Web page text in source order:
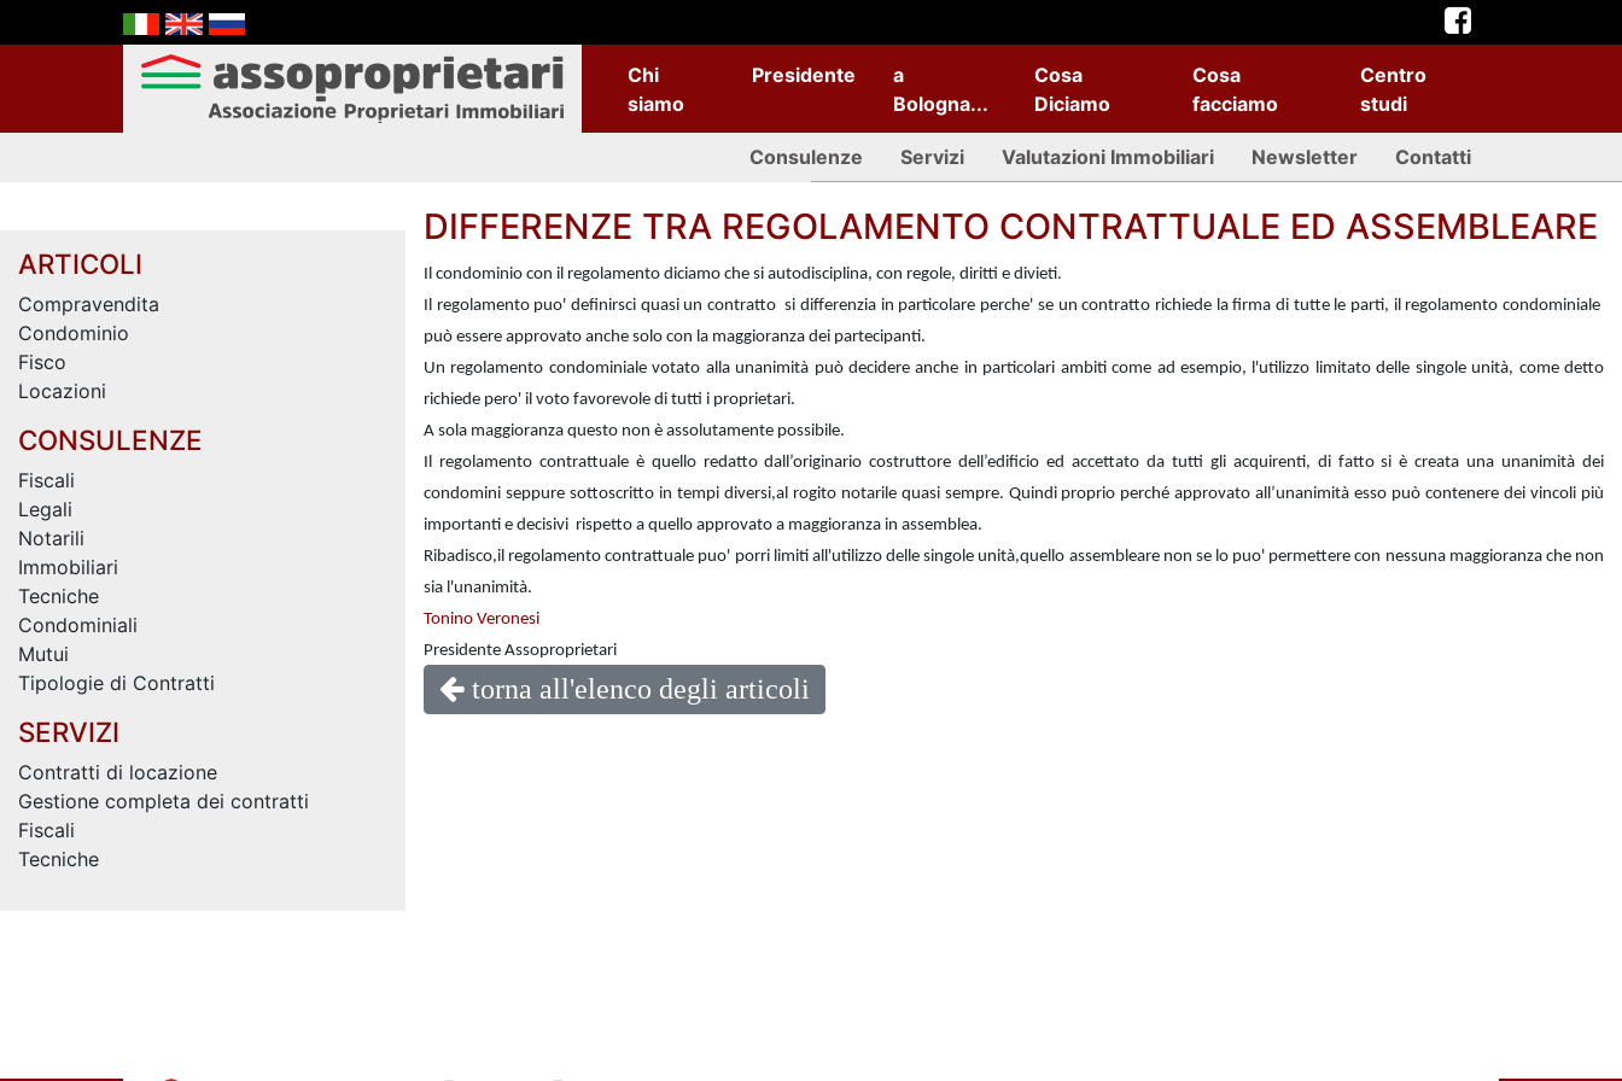
Chi
siamo
Presidente
a
Bologna...
Cosa
Diciamo
Cosa
facciamo
Centro
studi
Consulenze Servizi Valutazioni Immobiliari Newsletter Contatti
ARTICOLI
Compravendita
Condominio
Fisco
Locazioni
CONSULENZE
Fiscali
Legali
Notarili
Immobiliari
Tecniche
Condominiali
Mutui
Tipologie di Contratti
SERVIZI
Contratti di locazione
Gestione completa dei contratti
Fiscali
Tecniche
DIFFERENZE TRA REGOLAMENTO CONTRATTUALE ED ASSEMBLEARE
Il condominio con il regolamento diciamo che si autodisciplina, con regole, diritti e divieti.
Il regolamento puo' definirsci quasi un contratto si differenzia in particolare perche' se un contratto richiede la firma di tutte le parti, il regolamento condominiale
può essere approvato anche solo con la maggioranza dei partecipanti.
Un regolamento condominiale votato alla unanimità può decidere anche in particolari ambiti come ad esempio, l'utilizzo limitato delle singole unità, come detto
richiede pero' il voto favorevole di tutti i proprietari.
A sola maggioranza questo non è assolutamente possibile.
Il regolamento contrattuale è quello redatto dall’originario costruttore dell’edificio ed accettato da tutti gli acquirenti, di fatto si è creata una unanimità dei
condomini seppure sottoscritto in tempi diversi,al rogito notarile quasi sempre. Quindi proprio perché approvato all’unanimità esso può contenere dei vincoli più
importanti e decisivi rispetto a quello approvato a maggioranza in assemblea.
Ribadisco,il regolamento contrattuale puo' porri limiti all'utilizzo delle singole unità,quello assembleare non se lo puo' permettere con nessuna maggioranza che non
sia l'unanimità.
Tonino Veronesi
Presidente Assoproprietari
torna all'elenco degli articoli